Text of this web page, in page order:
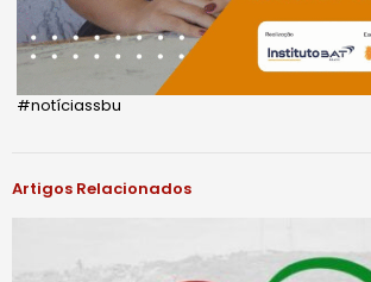
#notíciassbu
Artigos Relacionados